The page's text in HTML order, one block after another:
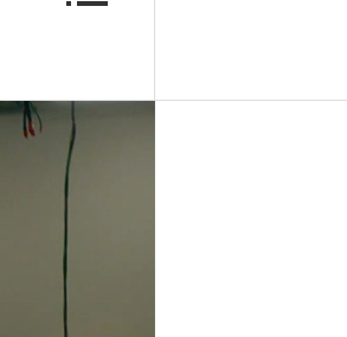
3. #KUTE VOICE エンジニアリー
ダーたちの声